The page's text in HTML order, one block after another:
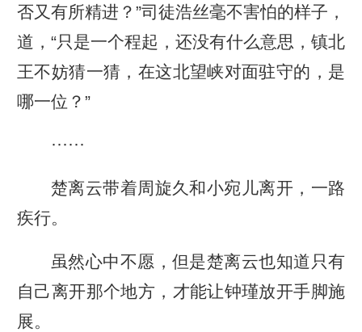
否又有所精进？”司徒浩丝毫不害怕的样子，
道，“只是一个程起，还没有什么意思，镇北
王不妨猜一猜，在这北望峡对面驻守的，是
哪一位？”
······
楚离云带着周旋久和小宛儿离开，一路
疾行。
虽然心中不愿，但是楚离云也知道只有
自己离开那个地方，才能让钟瑾放开手脚施
展。